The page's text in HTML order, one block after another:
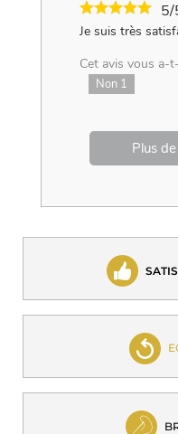
5/
Je suis très
Cet avis vous a-
Non 1
Plus